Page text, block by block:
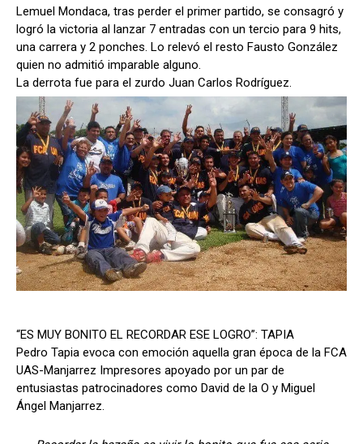
Lemuel Mondaca, tras perder el primer partido, se consagró y
logró la victoria al lanzar 7 entradas con un tercio para 9 hits,
una carrera y 2 ponches. Lo relevó el resto Fausto González
quien no admitió imparable alguno.
La derrota fue para el zurdo Juan Carlos Rodríguez.
“ES MUY BONITO EL RECORDAR ESE LOGRO”: TAPIA
Pedro Tapia evoca con emoción aquella gran época de la FCA
UAS-Manjarrez Impresores apoyado por un par de
entusiastas patrocinadores como David de la O y Miguel
Ángel Manjarrez.